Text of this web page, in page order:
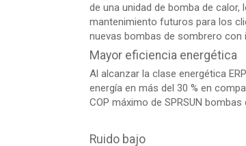
de una unidad de bomba de
mantenimiento futuros para los
nuevas bombas de sombrero con
Mayor eficiencia energética
Al alcanzar la clase energética
energía en más del 30 % en
COP máximo de SPRSUN
Ruido bajo